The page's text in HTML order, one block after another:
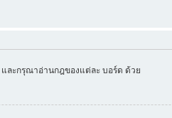
ละกรุณาอ่านกฎของแต่ละ บอร์ด ด้วย